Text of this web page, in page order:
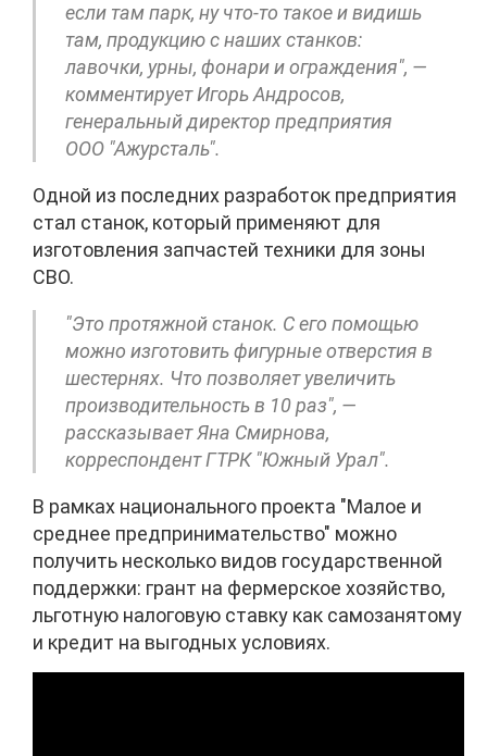
если там парк, ну что-то такое и видишь
там, продукцию с наших станков:
лавочки, урны, фонари и ограждения", —
комментирует Игорь Андросов,
генеральный директор предприятия
ООО "Ажурсталь".
Одной из последних разработок предприятия
стал станок, который применяют для
изготовления запчастей техники для зоны
СВО.
"Это протяжной станок. С его помощью
можно изготовить фигурные отверстия в
шестернях. Что позволяет увеличить
производительность в 10 раз", —
рассказывает Яна Смирнова,
корреспондент ГТРК "Южный Урал".
В рамках национального проекта "Малое и
среднее предпринимательство" можно
получить несколько видов государственной
поддержки: грант на фермерское хозяйство,
льготную налоговую ставку как самозанятому
и кредит на выгодных условиях.